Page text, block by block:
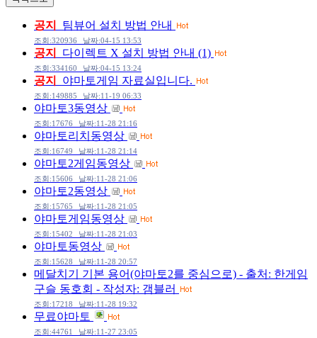
공지 팀뷰어 설치 방법 안내
조회:320936 날짜:04-15 13:53
공지 다이렉트 X 설치 방법 안내 (1)
조회:334160 날짜:04-15 13:24
공지 야마토게임 자료실입니다.
조회:149885 날짜:11-19 06:33
야마토3동영상
조회:17676 날짜:11-28 21:16
야마토리치동영상
조회:16749 날짜:11-28 21:14
야마토2게임동영상
조회:15606 날짜:11-28 21:06
야마토2동영상
조회:15765 날짜:11-28 21:05
야마토게임동영상
조회:15402 날짜:11-28 21:03
야마토동영상
조회:15628 날짜:11-28 20:57
메달치기 기본 용어(야마토2를 중심으로) - 출처: 한게임
구슬 동호회 - 작성자: 갬블러
조회:17218 날짜:11-28 19:32
무료야마토
조회:44761 날짜:11-27 23:05